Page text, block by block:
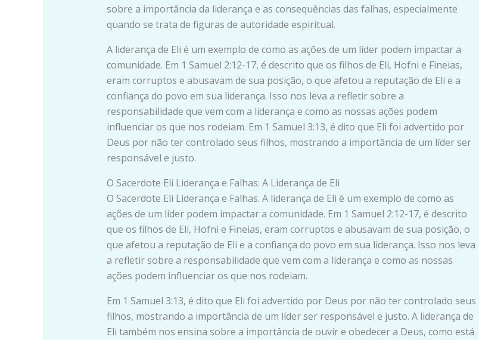
sobre a importância da liderança e as consequências das falhas, especialmente
quando se trata de figuras de autoridade espiritual.
A liderança de Eli é um exemplo de como as ações de um líder podem impactar a
comunidade. Em 1 Samuel 2:12-17, é descrito que os filhos de Eli, Hofni e Fineias,
eram corruptos e abusavam de sua posição, o que afetou a reputação de Eli e a
confiança do povo em sua liderança. Isso nos leva a refletir sobre a
responsabilidade que vem com a liderança e como as nossas ações podem
influenciar os que nos rodeiam. Em 1 Samuel 3:13, é dito que Eli foi advertido por
Deus por não ter controlado seus filhos, mostrando a importância de um líder ser
responsável e justo.
O Sacerdote Eli Liderança e Falhas: A Liderança de Eli
O Sacerdote Eli Liderança e Falhas. A liderança de Eli é um exemplo de como as
ações de um líder podem impactar a comunidade. Em 1 Samuel 2:12-17, é descrito
que os filhos de Eli, Hofni e Fineias, eram corruptos e abusavam de sua posição, o
que afetou a reputação de Eli e a confiança do povo em sua liderança. Isso nos leva
a refletir sobre a responsabilidade que vem com a liderança e como as nossas
ações podem influenciar os que nos rodeiam.
Em 1 Samuel 3:13, é dito que Eli foi advertido por Deus por não ter controlado seus
filhos, mostrando a importância de um líder ser responsável e justo. A liderança de
Eli também nos ensina sobre a importância de ouvir e obedecer a Deus, como está